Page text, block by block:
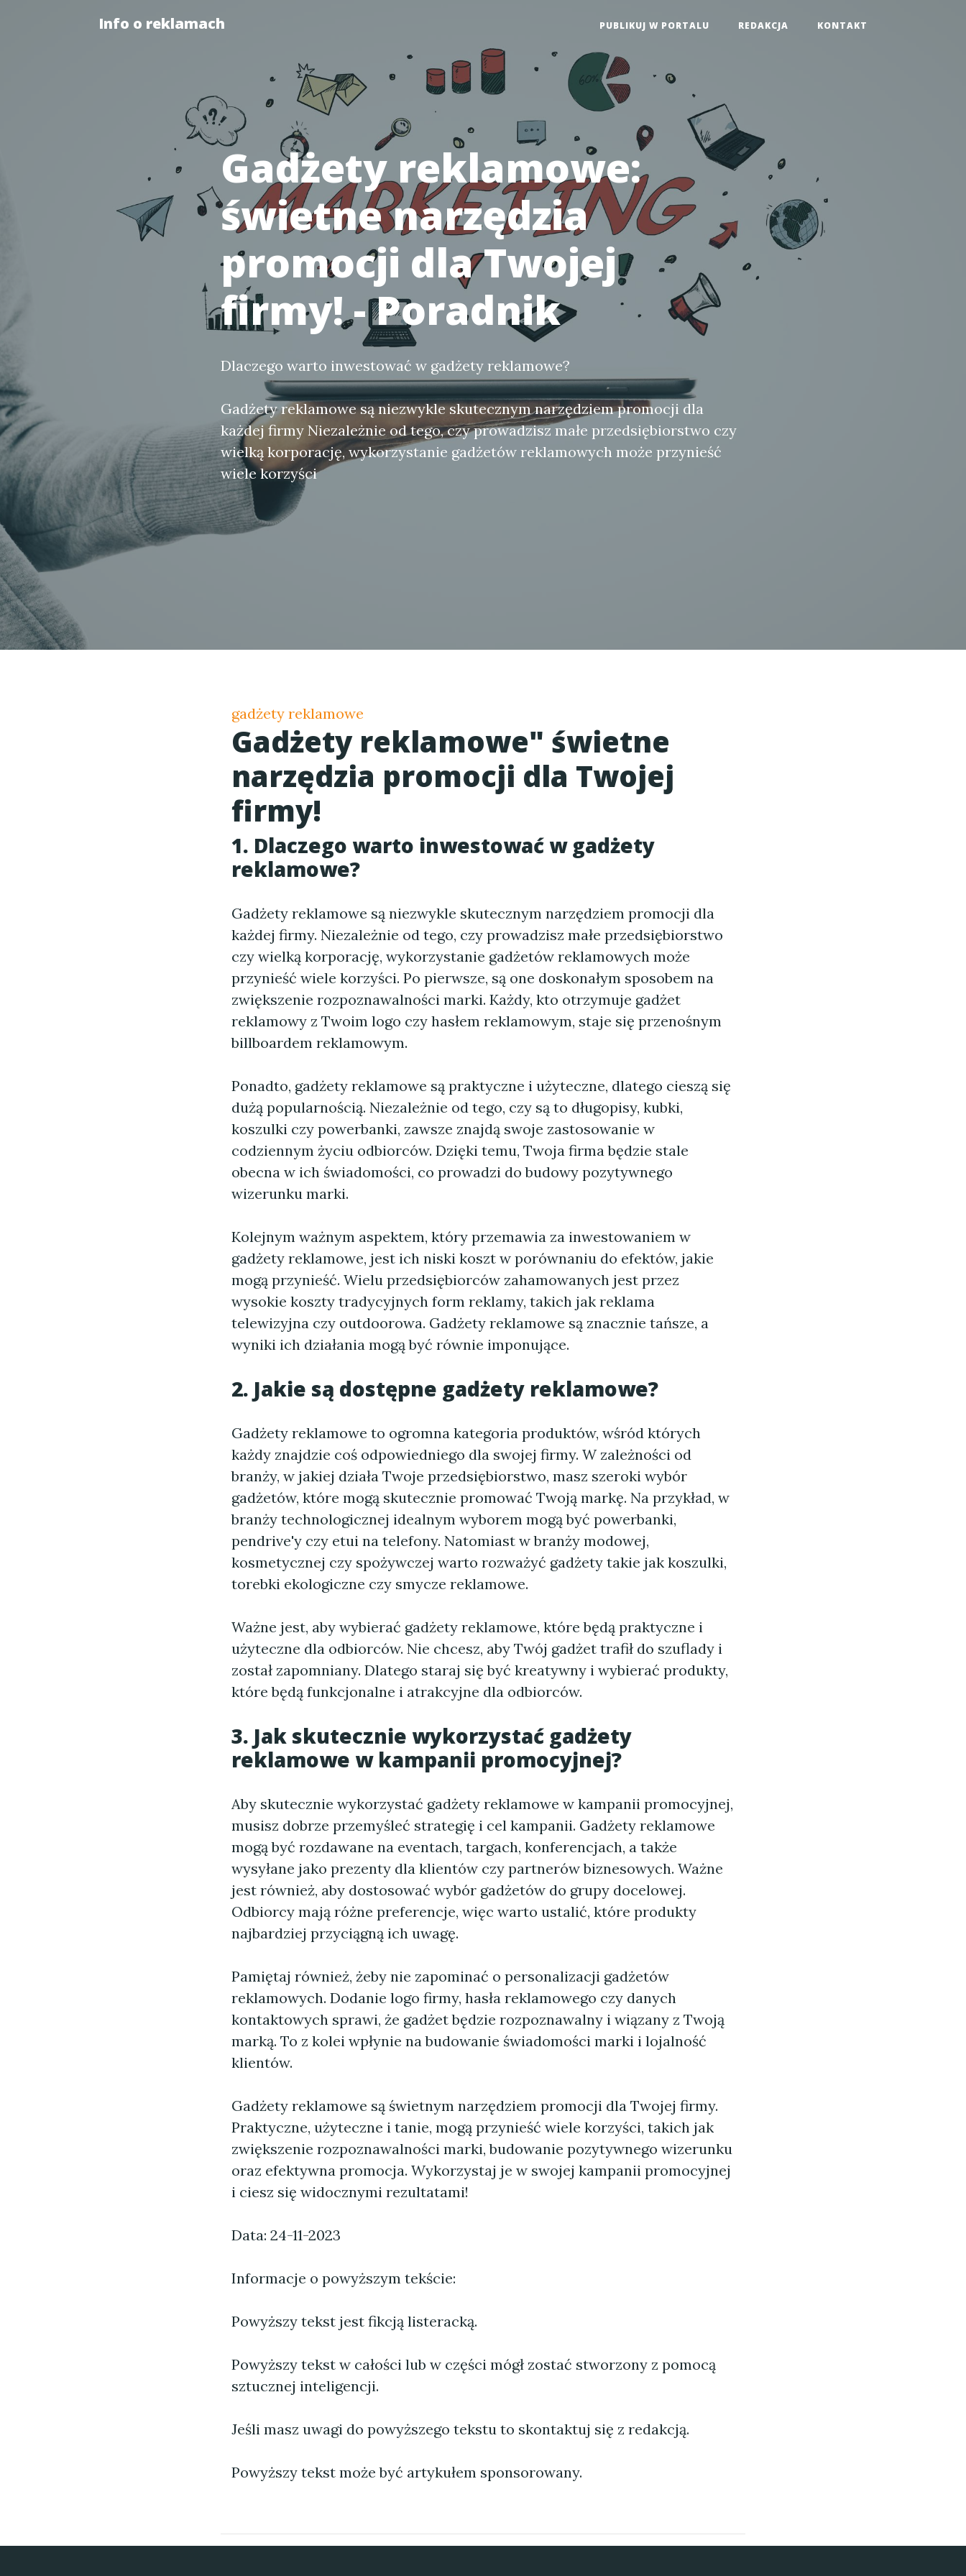
Info o reklamach PUBLIKUJ W PORTALU REDAKCJA KONTAKT
Gadżety reklamowe:
świetne narzędzia
promocji dla Twojej
firmy! - Poradnik
Dlaczego warto inwestować w gadżety reklamowe?
Gadżety reklamowe są niezwykle skutecznym narzędziem promocji dla
każdej firmy Niezależnie od tego, czy prowadzisz małe przedsiębiorstwo czy
wielką korporację, wykorzystanie gadżetów reklamowych może przynieść
wiele korzyści
gadżety reklamowe
Gadżety reklamowe" świetne
narzędzia promocji dla Twojej
firmy!
1. Dlaczego warto inwestować w gadżety
reklamowe?
Gadżety reklamowe są niezwykle skutecznym narzędziem promocji dla
każdej firmy. Niezależnie od tego, czy prowadzisz małe przedsiębiorstwo
czy wielką korporację, wykorzystanie gadżetów reklamowych może
przynieść wiele korzyści. Po pierwsze, są one doskonałym sposobem na
zwiększenie rozpoznawalności marki. Każdy, kto otrzymuje gadżet
reklamowy z Twoim logo czy hasłem reklamowym, staje się przenośnym
billboardem reklamowym.
Ponadto, gadżety reklamowe są praktyczne i użyteczne, dlatego cieszą się
dużą popularnością. Niezależnie od tego, czy są to długopisy, kubki,
koszulki czy powerbanki, zawsze znajdą swoje zastosowanie w
codziennym życiu odbiorców. Dzięki temu, Twoja firma będzie stale
obecna w ich świadomości, co prowadzi do budowy pozytywnego
wizerunku marki.
Kolejnym ważnym aspektem, który przemawia za inwestowaniem w
gadżety reklamowe, jest ich niski koszt w porównaniu do efektów, jakie
mogą przynieść. Wielu przedsiębiorców zahamowanych jest przez
wysokie koszty tradycyjnych form reklamy, takich jak reklama
telewizyjna czy outdoorowa. Gadżety reklamowe są znacznie tańsze, a
wyniki ich działania mogą być równie imponujące.
2. Jakie są dostępne gadżety reklamowe?
Gadżety reklamowe to ogromna kategoria produktów, wśród których
każdy znajdzie coś odpowiedniego dla swojej firmy. W zależności od
branży, w jakiej działa Twoje przedsiębiorstwo, masz szeroki wybór
gadżetów, które mogą skutecznie promować Twoją markę. Na przykład, w
branży technologicznej idealnym wyborem mogą być powerbanki,
pendrive'y czy etui na telefony. Natomiast w branży modowej,
kosmetycznej czy spożywczej warto rozważyć gadżety takie jak koszulki,
torebki ekologiczne czy smycze reklamowe.
Ważne jest, aby wybierać gadżety reklamowe, które będą praktyczne i
użyteczne dla odbiorców. Nie chcesz, aby Twój gadżet trafił do szuflady i
został zapomniany. Dlatego staraj się być kreatywny i wybierać produkty,
które będą funkcjonalne i atrakcyjne dla odbiorców.
3. Jak skutecznie wykorzystać gadżety
reklamowe w kampanii promocyjnej?
Aby skutecznie wykorzystać gadżety reklamowe w kampanii promocyjnej,
musisz dobrze przemyśleć strategię i cel kampanii. Gadżety reklamowe
mogą być rozdawane na eventach, targach, konferencjach, a także
wysyłane jako prezenty dla klientów czy partnerów biznesowych. Ważne
jest również, aby dostosować wybór gadżetów do grupy docelowej.
Odbiorcy mają różne preferencje, więc warto ustalić, które produkty
najbardziej przyciągną ich uwagę.
Pamiętaj również, żeby nie zapominać o personalizacji gadżetów
reklamowych. Dodanie logo firmy, hasła reklamowego czy danych
kontaktowych sprawi, że gadżet będzie rozpoznawalny i wiązany z Twoją
marką. To z kolei wpłynie na budowanie świadomości marki i lojalność
klientów.
Gadżety reklamowe są świetnym narzędziem promocji dla Twojej firmy.
Praktyczne, użyteczne i tanie, mogą przynieść wiele korzyści, takich jak
zwiększenie rozpoznawalności marki, budowanie pozytywnego wizerunku
oraz efektywna promocja. Wykorzystaj je w swojej kampanii promocyjnej
i ciesz się widocznymi rezultatami!
Data: 24-11-2023
Informacje o powyższym tekście:
Powyższy tekst jest fikcją listeracką.
Powyższy tekst w całości lub w części mógł zostać stworzony z pomocą
sztucznej inteligencji.
Jeśli masz uwagi do powyższego tekstu to skontaktuj się z redakcją.
Powyższy tekst może być artykułem sponsorowany.